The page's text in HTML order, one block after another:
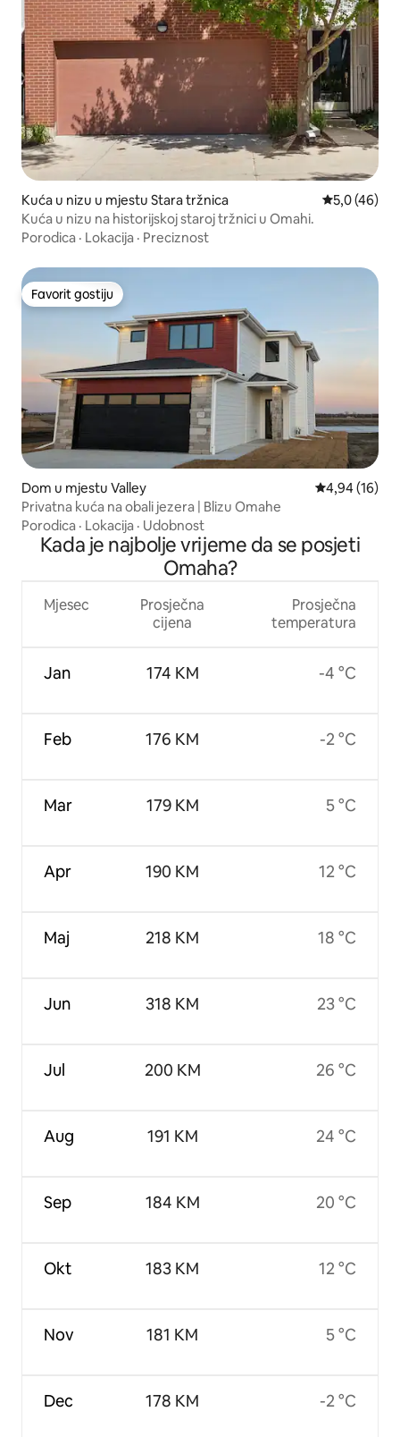
Kuća u nizu u mjestu Stara tržnica Prosječna
5,0 (46)
Kuća u nizu na historijskoj staroj tržnici u Omahi.
Porodica · Lokacija · Preciznost
Favorit gostiju
Favorit gostiju
Dom u mjestu Valley Prosječna
4,94 (16)
Privatna kuća na obali jezera | Blizu Omahe
Porodica · Lokacija · Udobnost
Kada je najbolje vrijeme da se posjeti
Omaha?
Mjesec
Jan
Feb
Mar
Apr
Maj
Jun
Jul
Aug
Sep
Okt
Nov
Dec
Prosječna
cijena
174 KM
176 KM
179 KM
190 KM
218 KM
318 KM
200 KM
191 KM
184 KM
183 KM
181 KM
178 KM
Prosječna
temperatura
-4 °C
-2 °C
5 °C
12 °C
18 °C
23 °C
26 °C
24 °C
20 °C
12 °C
5 °C
-2 °C